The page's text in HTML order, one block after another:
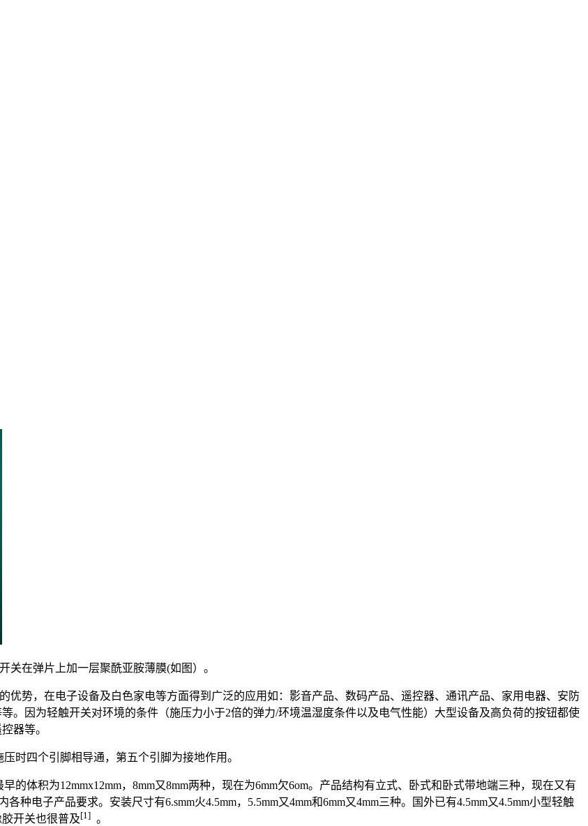
在弹片上加一层聚酰亚胺薄膜(如图）。
优势，在电子设备及白色家电等方面得到广泛的应用如：影音产品、数码产品、遥控器、通讯产品、家用电器、安防
。因为轻触开关对环境的条件（施压力小于2倍的弹力/环境温湿度条件以及电气性能）大型设备及高负荷的按钮都使
器等。
时四个引脚相导通，第五个引脚为接地作用。
体积为12mmx12mm，8mm又8mm两种，现在为6mm欠6om。产品结构有立式、卧式和卧式带地端三种，现在又有
种电子产品要求。安装尺寸有6.smm火4.5mm，5.5mm又4mm和6mm又4mm三种。国外已有4.5mm又4.5mm小型轻触
开关也很普及[1] 。